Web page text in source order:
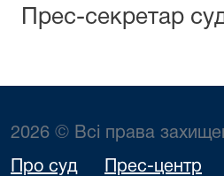
Прес-секретар
2026 © Всі права
Про суд Прес-центр